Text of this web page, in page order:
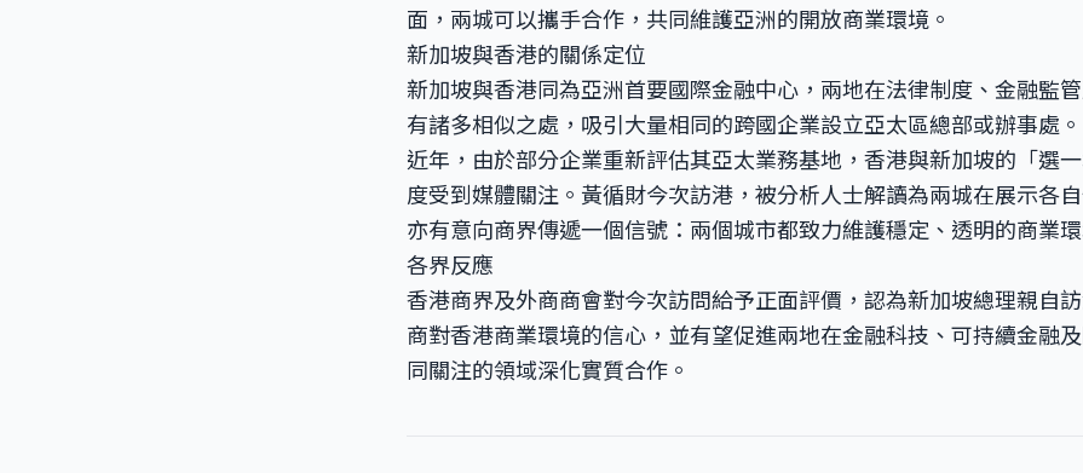
面，兩城可以攜手合作，共同維護亞洲的開放商業環境。
新加坡與香港的關係定位
新加坡與香港同為亞洲首要國際金融中心，兩地在法律制度、金融監
有諸多相似之處，吸引大量相同的跨國企業設立亞太區總部或辦事處。
近年，由於部分企業重新評估其亞太業務基地，香港與新加坡的「選
度受到媒體關注。黃循財今次訪港，被分析人士解讀為兩城在展示各
亦有意向商界傳遞一個信號：兩個城市都致力維護穩定、透明的商業環
各界反應
香港商界及外商商會對今次訪問給予正面評價，認為新加坡總理親自
商對香港商業環境的信心，並有望促進兩地在金融科技、可持續金融
同關注的領域深化實質合作。